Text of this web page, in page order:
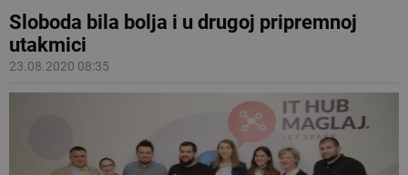
Sloboda bila bolja i u drugoj pripremnoj
utakmici
23.08.2020 08:35